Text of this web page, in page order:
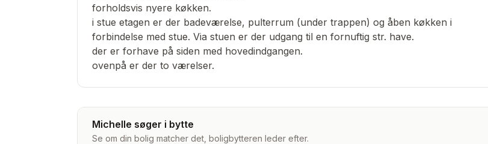
forholdsvis nyere køkken.
i stue etagen er der badeværelse, pulterrum (under trappen) og åben køkken i
forbindelse med stue. Via stuen er der udgang til en fornuftig str. have.
der er forhave på siden med hovedindgangen.
ovenpå er der to værelser.
Michelle søger i bytte
Se om din bolig matcher det, boligbytteren leder efter.